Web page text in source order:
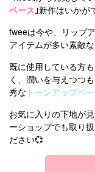
ベース ｣新作はいかが
fweeは今や、リップ
アイテムが多い素敵
既に使用している方
く、潤いを与えつつ
秀な トーンアップベ
お気に入りの下地が
ーショップでも取り
ださい💞